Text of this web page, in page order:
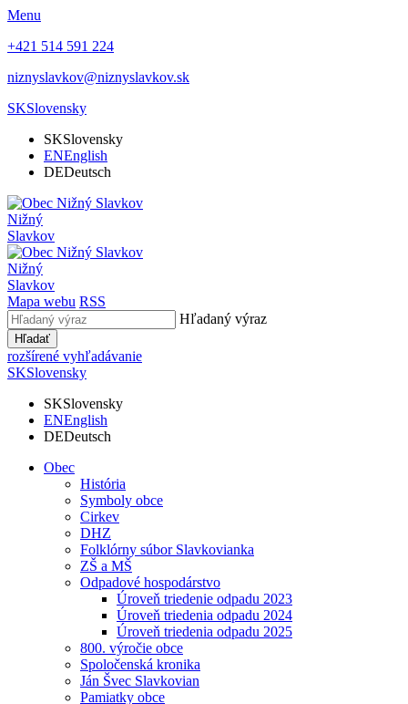
Menu
+421 514 591 224
niznyslavkov@niznyslavkov.sk
SKSlovensky
SKSlovensky
ENEnglish
DEDeutsch
Nižný
Slavkov
Nižný
Slavkov
Mapa webu RSS
Hľadaný výraz
Hľadať
rozšírené vyhľadávanie
SKSlovensky
SKSlovensky
ENEnglish
DEDeutsch
Obec
História
Symboly obce
Cirkev
DHZ
Folklórny súbor Slavkovianka
ZŠ a MŠ
Odpadové hospodárstvo
Úroveň triedenie odpadu 2023
Úroveň triedenia odpadu 2024
Úroveň triedenia odpadu 2025
800. výročie obce
Spoločenská kronika
Ján Švec Slavkovian
Pamiatky obce